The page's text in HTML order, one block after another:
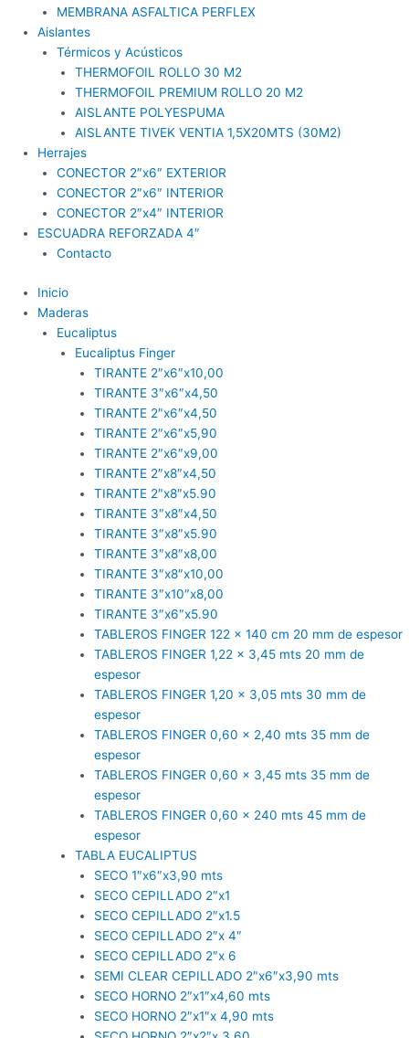
MEMBRANA ASFALTICA PERFLEX
Aislantes
Térmicos y Acústicos
THERMOFOIL ROLLO 30 M2
THERMOFOIL PREMIUM ROLLO 20 M2
AISLANTE POLYESPUMA
AISLANTE TIVEK VENTIA 1,5X20MTS (30M2)
Herrajes
CONECTOR 2″x6″ EXTERIOR
CONECTOR 2″x6″ INTERIOR
CONECTOR 2″x4″ INTERIOR
ESCUADRA REFORZADA 4″
Contacto
Inicio
Maderas
Eucaliptus
Eucaliptus Finger
TIRANTE 2″x6″x10,00
TIRANTE 3″x6″x4,50
TIRANTE 2″x6″x4,50
TIRANTE 2″x6″x5,90
TIRANTE 2″x6″x9,00
TIRANTE 2″x8″x4,50
TIRANTE 2″x8″x5.90
TIRANTE 3″x8″x4,50
TIRANTE 3″x8″x5.90
TIRANTE 3″x8″x8,00
TIRANTE 3″x8″x10,00
TIRANTE 3″x10″x8,00
TIRANTE 3″x6″x5.90
TABLEROS FINGER 122 x 140 cm 20 mm de espesor
TABLEROS FINGER 1,22 x 3,45 mts 20 mm de
espesor
TABLEROS FINGER 1,20 x 3,05 mts 30 mm de
espesor
TABLEROS FINGER 0,60 x 2,40 mts 35 mm de
espesor
TABLEROS FINGER 0,60 x 3,45 mts 35 mm de
espesor
TABLEROS FINGER 0,60 x 240 mts 45 mm de
espesor
TABLA EUCALIPTUS
SECO 1″x6″x3,90 mts
SECO CEPILLADO 2″x1
SECO CEPILLADO 2″x1.5
SECO CEPILLADO 2″x 4″
SECO CEPILLADO 2″x 6
SEMI CLEAR CEPILLADO 2″x6″x3,90 mts
SECO HORNO 2″x1″x4,60 mts
SECO HORNO 2″x1″x 4,90 mts